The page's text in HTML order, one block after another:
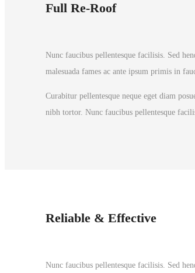
Full Re-Roof
Nunc faucibus pellentesque facilisis. Sed
malesuada fames ac ante ipsum primis in
Curabitur pellentesque neque eget diam
nibh tortor. Nunc faucibus pellentesque
Reliable & Effective
Nunc faucibus pellentesque facilisis. Sed